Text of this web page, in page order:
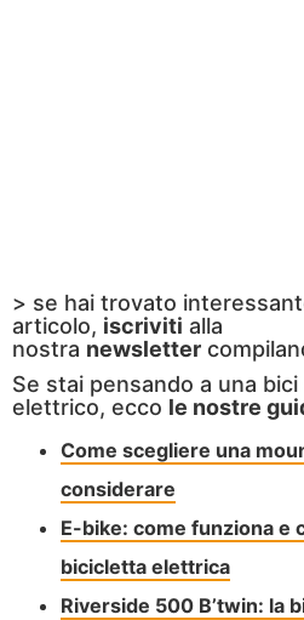
> se hai trovato
articolo, iscriviti alla
nostra newsletter
Se stai pensando a una
elettrico, ecco le nostre
Come scegliere una
considerare
E-bike: come funziona e
bicicletta elettrica
Riverside 500 B’twin: la